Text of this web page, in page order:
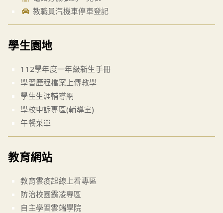
教職員汽機車停車登記
學生園地
112學年度一年級新生手冊
學習歷程檔案上傳教學
學生生涯輔導網
學校申訴專區(輔導室)
午餐菜單
教育網站
教育雲疫起線上看專區
防治校園霸凌專區
自主學習雲端學院